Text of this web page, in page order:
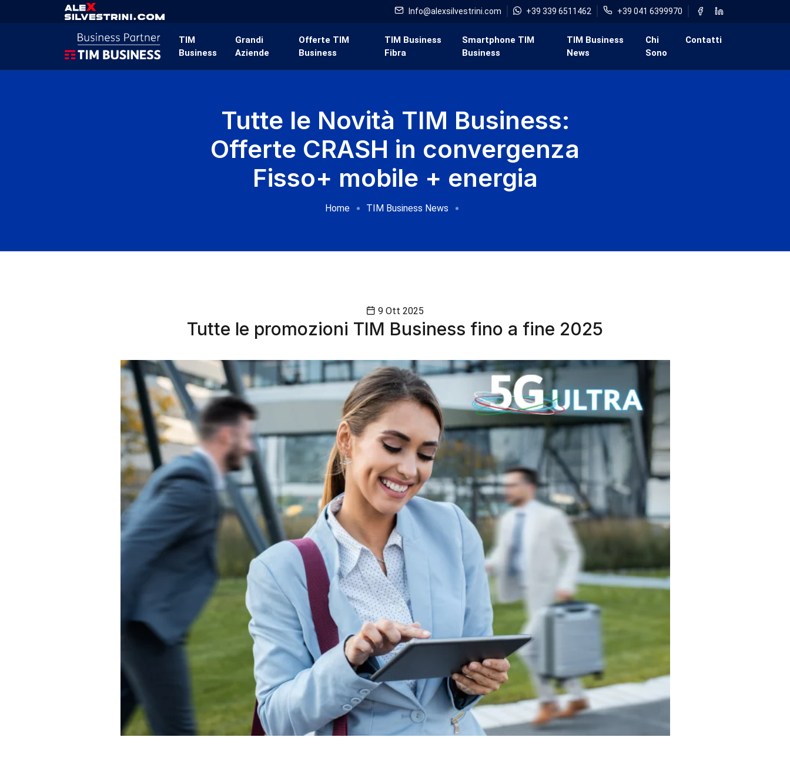
Info@alexsilvestrini.com +39 339 6511462 +39 041 6399970
TIM
Business
Grandi
Aziende
Offerte TIM
Business
TIM Business
Fibra
Smartphone TIM
Business
TIM Business
News
Chi
Sono
Contatti
Tutte le Novità TIM Business:
Offerte CRASH in convergenza
Fisso+ mobile + energia
Home TIM Business News
9 Ott 2025
Tutte le promozioni TIM Business fino a fine 2025